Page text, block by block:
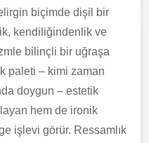
biçimde dişil bir
kendiliğindenlik ve
bilinçli bir uğraşa
paleti – kimi zaman
doygun – estetik
hem de ironik
işlevi görür. Ressamlık